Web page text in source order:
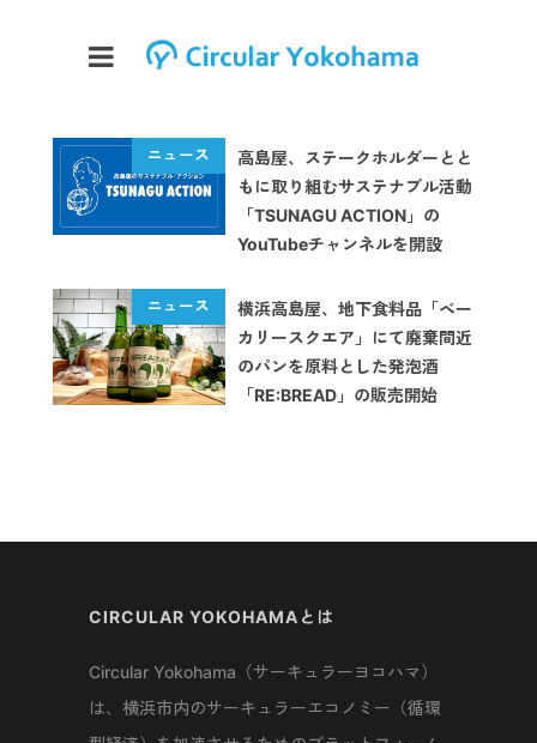
高島屋、ステークホルダーとと
もに取り組むサステナブル活動
「TSUNAGU ACTION」の
YouTubeチャンネルを開設
横浜高島屋、地下食料品「ベー
カリースクエア」にて廃棄間近
のパンを原料とした発泡酒
「RE:BREAD」の販売開始
CIRCULAR YOKOHAMAとは
Circular Yokohama（サーキュラーヨコハマ）
は、横浜市内のサーキュラーエコノミー（循環